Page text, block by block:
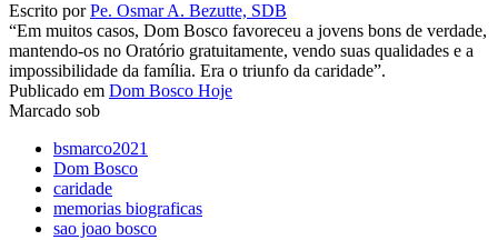
Escrito porPe. Osmar A. Bezutte, SDB
“Em muitos casos, Dom Bosco favoreceu a jovens bons de verdade,
mantendo-os no Oratório gratuitamente, vendo suas qualidades e a
impossibilidade da família. Era o triunfo da caridade”.
Publicado em Dom Bosco Hoje
Marcado sob
bsmarco2021
Dom Bosco
caridade
memorias biograficas
sao joao bosco